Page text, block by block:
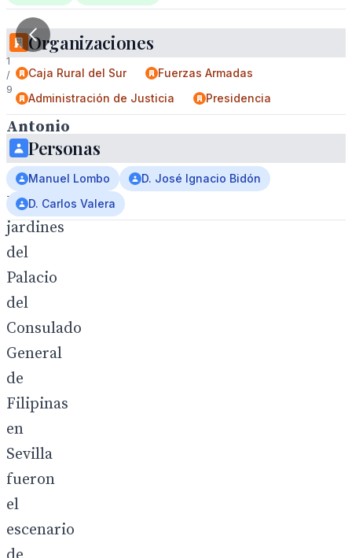
1
/
9
Antonio
Rendon
.
Los
jardines
del
Palacio
del
Consulado
General
de
Filipinas
en
Sevilla
fueron
el
escenario
Organizaciones
Caja Rural del Sur
Fuerzas Armadas
Administración de Justicia
Presidencia
Personas
Manuel Lombo
D. José Ignacio Bidón
D. Carlos Valera